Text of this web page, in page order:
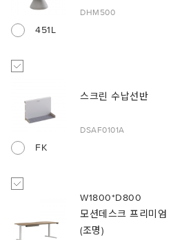
DHM500
451L
스크린 수납선반
DSAF0101A
FK
W1800*D800
모션데스크 프리미엄
(조명)